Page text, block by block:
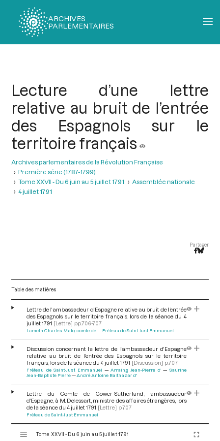
ARCHIVES
PARLEMENTAIRES
Lecture d’une lettre
relative au bruit de l’entrée
des Espagnols sur le
territoire français
Archives parlementaires de la Révolution Française
Première série (1787-1799)
Tome XXVII - Du 6 juin au 5 juillet 1791
Assemblée nationale
4 juillet 1791
Partager
Table des matières
Lettre de l'ambassadeur d'Espagne relative au bruit de l’entrée
des Espagnols sur le territoire français, lors de la séance du 4
juillet 1791 [Lettre] pp.706-707
Lameth Charles Malo, comte de Fréteau de Saint-Just Emmanuel
Discussion concernant la lettre de l'ambassadeur d'Espagne
relative au bruit de l’entrée des Espagnols sur le territoire
français, lors de la séance du 4 juillet 1791 [Discussion] p.707
Fréteau de Saint-Just Emmanuel Arraing Jean-Pierre d'
Saurine
Jean-Baptiste Pierre
André Antoine Balthazar d'
Lettre du Comte de Gower-Sutherland, ambassadeur
d'Espagne, à M. Delessart, ministre des affaires étrangères, lors
de la séance du 4 juillet 1791 [Lettre] p.707
Fréteau de Saint-Just Emmanuel
Tome XXVII - Du 6 juin au 5 juillet 1791